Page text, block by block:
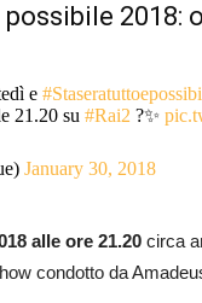
2018:
e
21.20 su #Rai2 ?✨
January 30, 2018
alle ore 21.20 circa
condotto da